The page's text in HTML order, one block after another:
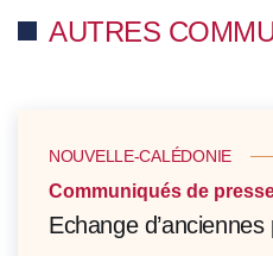
AUTRES
NOUVELLE-CALÉDONIE
Communiqués de
Echange d’anciennes